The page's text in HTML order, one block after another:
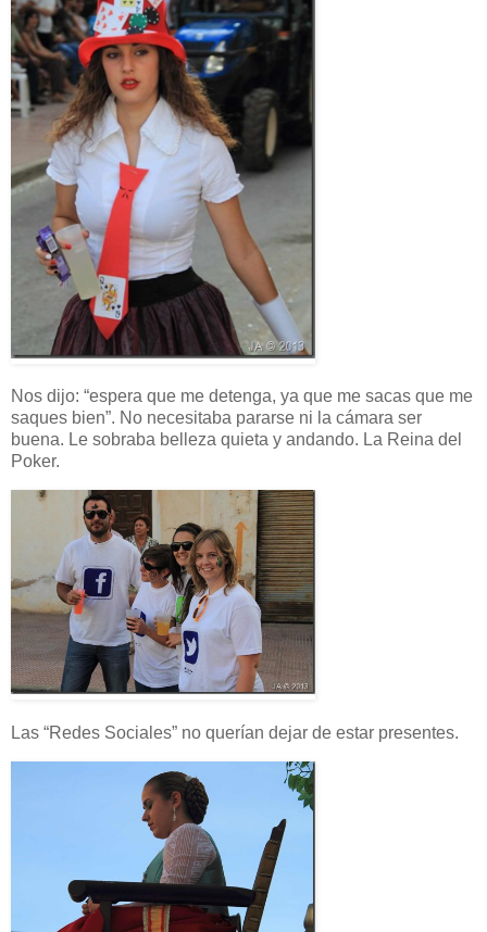
Nos dijo: “espera que me detenga, ya que me sacas que me
saques bien”. No necesitaba pararse ni la cámara ser
buena. Le sobraba belleza quieta y andando. La Reina del
Poker.
Las “Redes Sociales” no querían dejar de estar presentes.